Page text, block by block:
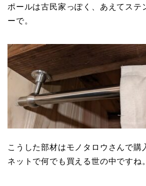
ポールは古民家っぽく、あえてステ
ーで。
こうした部材はモノタロウさんで購
ネットで何でも買える世の中ですね。